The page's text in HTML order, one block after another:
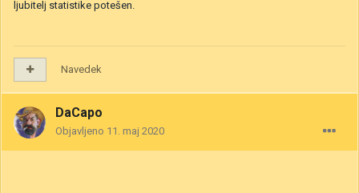
ljubitelj statistike potešen.
Navedek
DaCapo
Objavljeno 11. maj 2020